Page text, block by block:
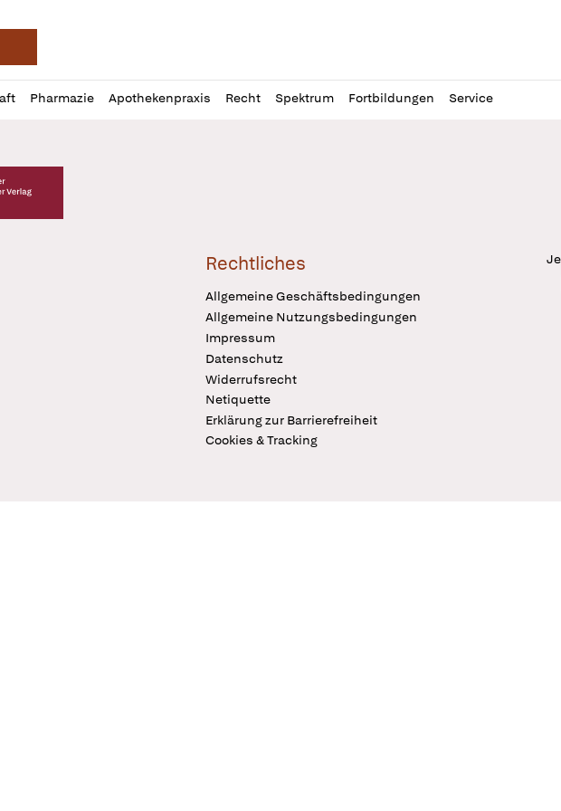
Pharmazie Apothekenpraxis Recht Spektrum Fortbildungen Service
Verlag Logo
Rechtliches
Allgemeine Geschäftsbedingungen
Allgemeine Nutzungsbedingungen
Impressum
Datenschutz
Widerrufsrecht
Netiquette
Erklärung zur Barrierefreiheit
Cookies & Tracking